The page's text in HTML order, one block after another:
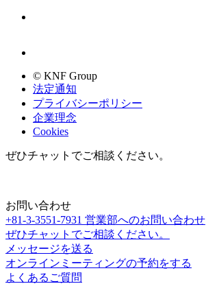
© KNF Group
法定通知
プライバシーポリシー
企業理念
Cookies
ぜひチャットでご相談ください。
お問い合わせ
+81-3-3551-7931 営業部へのお問い合わせ
ぜひチャットでご相談ください。
メッセージを送る
オンラインミーティングの予約をする
よくあるご質問